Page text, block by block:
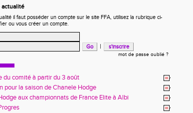
actualité
il faut posséder un compte sur le site FFA, utilisez la rubrique ci-
ou vous créer un compte.
|
mot de passe oublié ?
du comité à partir du 3 août
pour la saison de Chanele Hodge
aux championnats de France Elite à Albi